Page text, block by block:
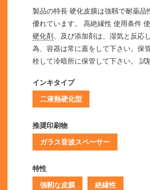
製品の特長 硬化皮膜は強靱で耐薬品
優れています。 高絶縁性 使用条件
硬化剤
、及び添加剤は、湿気と反応
為、容器は常に蓋をして下さい。保
栓して冷暗所に保管して下さい。
インキタイプ
二液熱硬化型
推奨印刷物
ガラス音波スペーサー
特性
強靭な皮膜 絶縁性